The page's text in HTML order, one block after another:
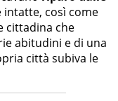
intatte, così come
cittadina che
abitudini e di una
città subiva le